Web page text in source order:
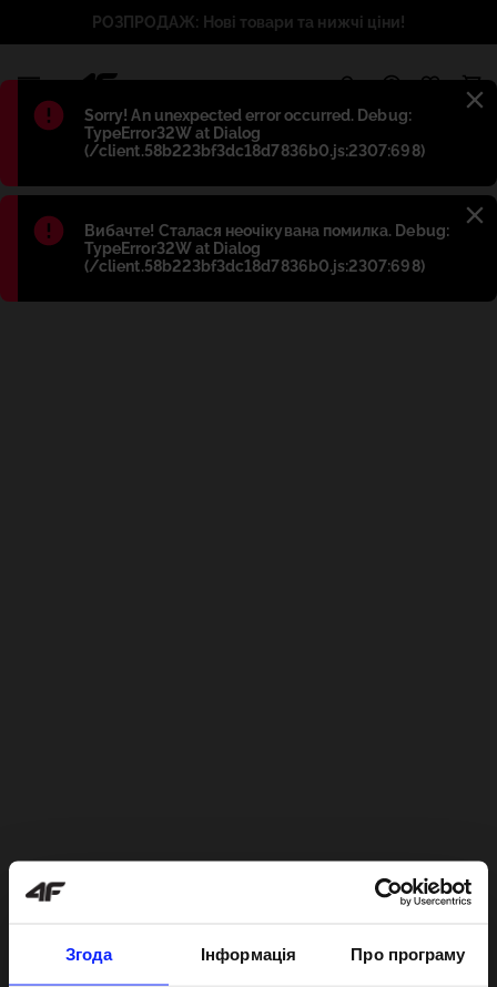
Згода Інформація Про програму
Błąd:
Sorry! An unexpected error occurred. Debug:
TypeError32W at Dialog
(/client.58b223bf3dc18d7836b0.js:2307:698)
Błąd:
Вибачте! Сталася неочікувана помилка. Debug:
TypeError32W at Dialog
(/client.58b223bf3dc18d7836b0.js:2307:698)
РОЗПРОДАЖ: Нові товари та нижчі ціни!